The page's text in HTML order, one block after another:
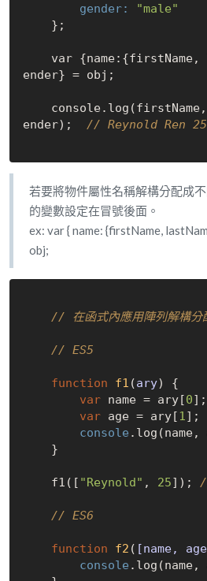
        gender:
"male"
var
ender} = obj;
ender); // Reynold Ren
若要將物件屬性名稱解構分配成
的變數設定在冒號後面。
ex: var { name: {firstName,
obj;
// 在函式內應用陣列解構分
// ES5
function f1 (ary) {
var name = ary[0];
var age = ary[1];
console .log(name,
    f1([
"Reynold" , 25]);
// ES6
function f2 ( [name,
console .log(name,